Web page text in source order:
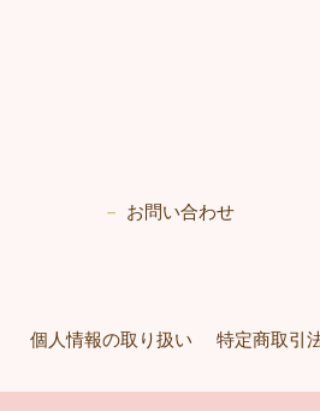
お問い合わせ
個人情報の取り扱い 特定商取引